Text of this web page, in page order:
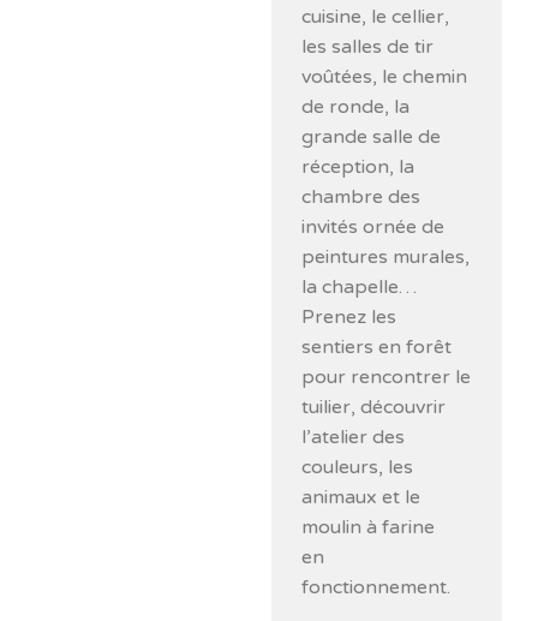
cuisine, le cellier,
les salles de tir
voûtées, le chemin
de ronde, la
grande salle de
réception, la
chambre des
invités ornée de
peintures murales,
la chapelle…
Prenez les
sentiers en forêt
pour rencontrer le
tuilier, découvrir
l’atelier des
couleurs, les
animaux et le
moulin à farine
en
fonctionnement.